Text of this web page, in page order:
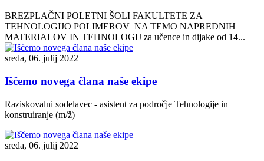
BREZPLAČNI POLETNI ŠOLI FAKULTETE ZA
TEHNOLOGIJO POLIMEROV NA TEMO NAPREDNIH
MATERIALOV IN TEHNOLOGIJ za učence in dijake od 14...
sreda, 06. julij 2022
Iščemo novega člana naše ekipe
Raziskovalni sodelavec - asistent za področje Tehnologije in
konstruiranje (m/ž)
sreda, 06. julij 2022